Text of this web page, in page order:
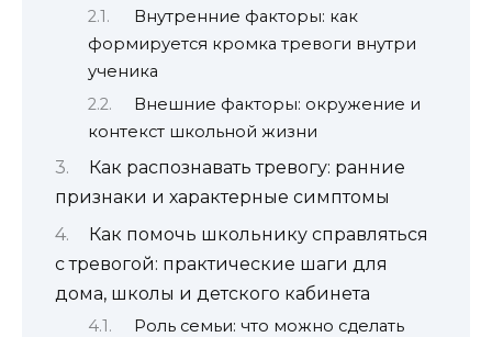
Внутренние факторы: как
формируется кромка тревоги внутри
ученика
Внешние факторы: окружение и
контекст школьной жизни
Как распознавать тревогу: ранние
признаки и характерные симптомы
Как помочь школьнику справляться
с тревогой: практические шаги для
дома, школы и детского кабинета
Роль семьи: что можно сделать